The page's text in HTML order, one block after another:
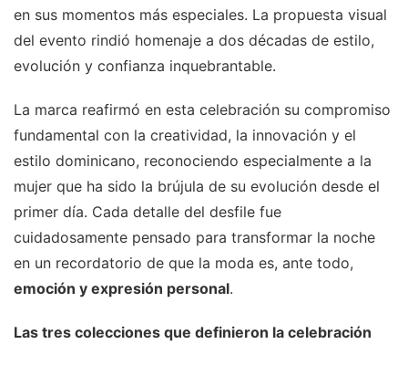
en sus momentos más especiales. La propuesta visual
del evento rindió homenaje a dos décadas de estilo,
evolución y confianza inquebrantable.
La marca reafirmó en esta celebración su compromiso
fundamental con la creatividad, la innovación y el
estilo dominicano, reconociendo especialmente a la
mujer que ha sido la brújula de su evolución desde el
primer día. Cada detalle del desfile fue
cuidadosamente pensado para transformar la noche
en un recordatorio de que la moda es, ante todo,
emoción y expresión personal.
Las tres colecciones que definieron la celebración